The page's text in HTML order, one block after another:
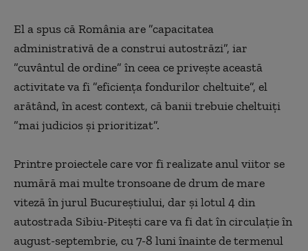
El a spus că România are ”capacitatea
administrativă de a construi autostrăzi”, iar
”cuvântul de ordine” în ceea ce priveşte această
activitate va fi ”eficienţa fondurilor cheltuite”, el
arătând, în acest context, că banii trebuie cheltuiţi
”mai judicios şi prioritizat”.
Printre proiectele care vor fi realizate anul viitor se
numără mai multe tronsoane de drum de mare
viteză în jurul Bucureştiului, dar şi lotul 4 din
autostrada Sibiu-Piteşti care va fi dat în circulaţie în
august-septembrie, cu 7-8 luni înainte de termenul